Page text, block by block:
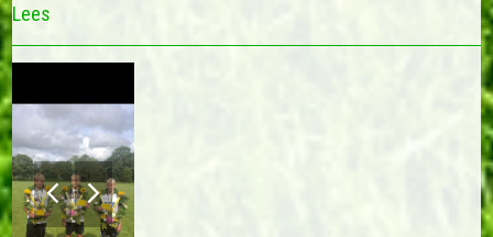
Lees
previous
slide
next
slide